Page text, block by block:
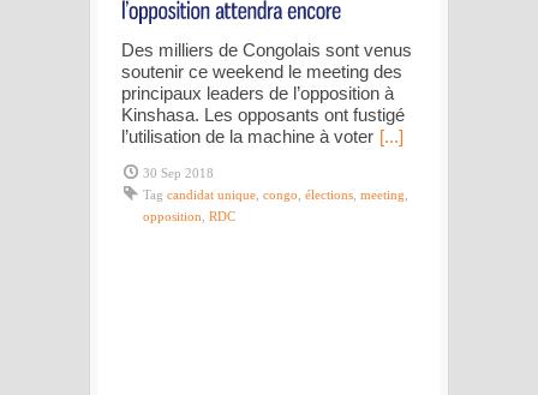
Des milliers de Congolais sont venus
soutenir ce weekend le meeting des
principaux leaders de l’opposition à
Kinshasa. Les opposants ont fustigé
l’utilisation de la machine à voter [...]
30 Sep 2018
Tag candidat unique congo élections meeting
opposition RDC